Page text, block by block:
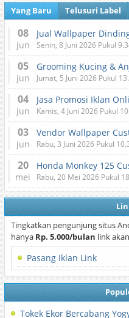
Yang Baru Telusuri Label
08
jun
Jual Wallpaper
Senin, 8 Juni 2026 Pukul
05
jun Jumat, 5 Juni 2026 Pukul
04
jun
Jasa Promosi Iklan
Kamis, 4 Juni 2026 Pukul
03
jun
Vendor Wallpaper
Rabu, 3 Juni 2026 Pukul
20
mei
Honda Monkey 125
Rabu, 20 Mei 2026 Pukul
Tingkatkan pengunjung situs
hanya Rp. 5.000/bulan link
Pasang Iklan Link
Tokek Ekor Bercabang